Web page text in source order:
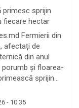
primesc sprijin
fiecare hectar
Fermierii din
afectați de
din anul
porumb și floarea-
sprijin…
- 10:35